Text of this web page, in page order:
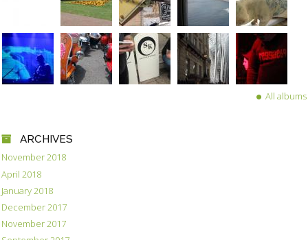
All albums
ARCHIVES
November 2018
April 2018
January 2018
December 2017
November 2017